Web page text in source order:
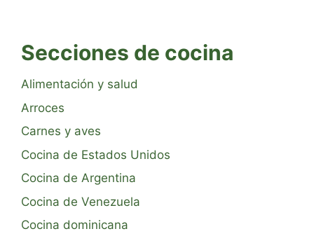
Secciones de cocina
Alimentación y salud
Arroces
Carnes y aves
Cocina de Estados Unidos
Cocina de Argentina
Cocina de Venezuela
Cocina dominicana